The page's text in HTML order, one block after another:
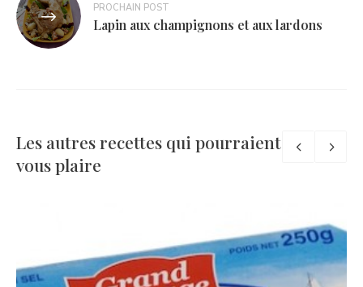
PROCHAIN POST
Lapin aux champignons et aux lardons
Les autres recettes qui pourraient
vous plaire